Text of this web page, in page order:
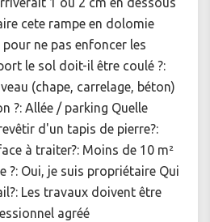
cete rampe en dolomie
ne pas enfoncer les
le sol doit-il être coulé ?:
(chape, carrelage, béton)
?: Allée / parking Quelle
d'un tapis de pierre?:
à traiter?: Moins de 10 m²
?: Oui, je suis propriétaire Qui
Les travaux doivent être
agréé